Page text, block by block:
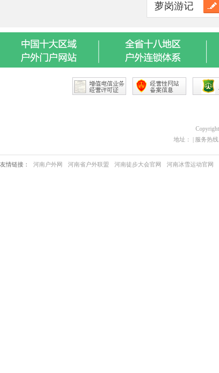
萝岗游记
地址： | 服务热线
友情链接： 河南户外网 河南省户外联盟 河南徒步大会官网 河南冰雪运动官网